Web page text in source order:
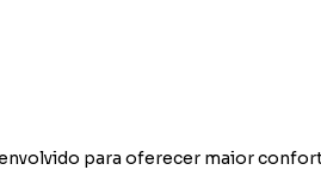
para oferecer maior